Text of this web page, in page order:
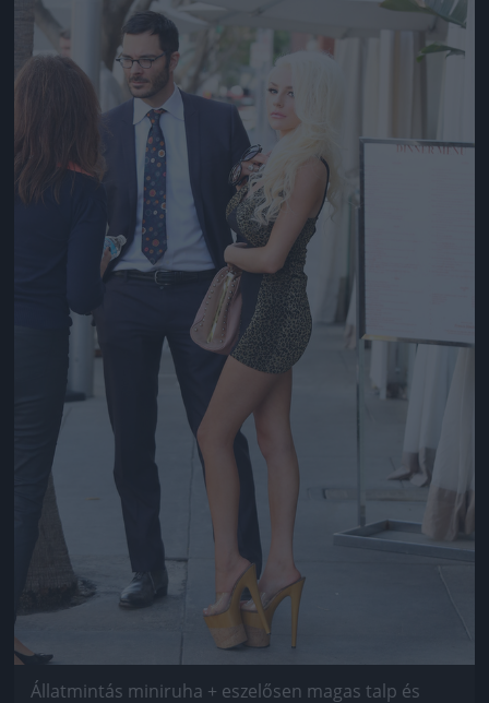
Jön még kép!
Állatmintás miniruha + eszelősen magas talp és